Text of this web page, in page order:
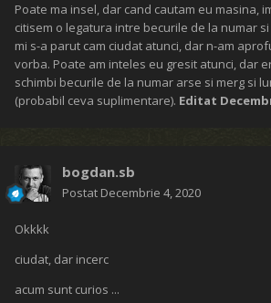
Poate ma insel, dar cand cautam eu masina,
citisem o legatura intre becurile de la numar
mi s-a parut cam ciudat atunci, dar n-am
vorba. Poate am inteles eu gresit atunci, dar
schimbi becurile de la numar arse si merg si
(probabil ceva suplimentare). Editat
bogdan.sb
Postat Decembrie 4, 2020
Okkkk
ciudat, dar incerc
acum sunt curios ...